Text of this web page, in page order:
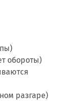
обороты)
разгаре)